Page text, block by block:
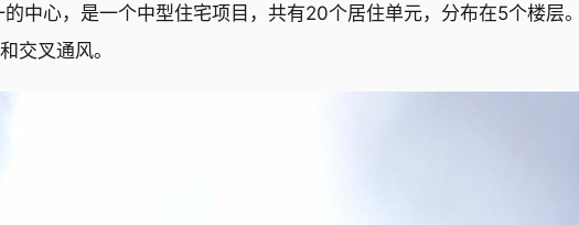
中心，是一个中型住宅项目，共有20个居住单元，分布在5个楼层
交叉通风。